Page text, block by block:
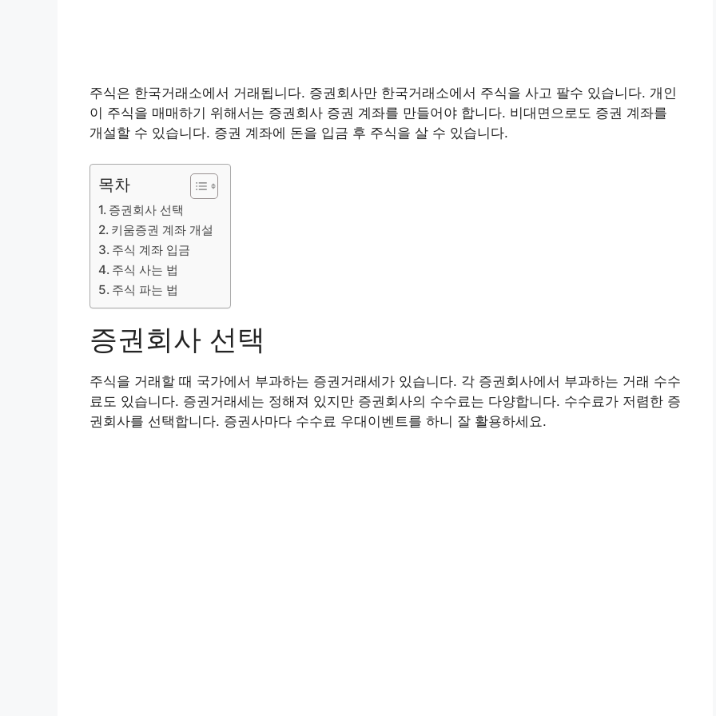
주식은 한국거래소에서 거래됩니다. 증권회사만 한국거래소에서 주식을 사고 팔수 있습니다. 개인
이 주식을 매매하기 위해서는 증권회사 증권 계좌를 만들어야 합니다. 비대면으로도 증권 계좌를
개설할 수 있습니다. 증권 계좌에 돈을 입금 후 주식을 살 수 있습니다.
목차
증권회사 선택
키움증권 계좌 개설
주식 계좌 입금
주식 사는 법
주식 파는 법
증권회사 선택
주식을 거래할 때 국가에서 부과하는 증권거래세가 있습니다. 각 증권회사에서 부과하는 거래 수수
료도 있습니다. 증권거래세는 정해져 있지만 증권회사의 수수료는 다양합니다. 수수료가 저렴한 증
권회사를 선택합니다. 증권사마다 수수료 우대이벤트를 하니 잘 활용하세요.